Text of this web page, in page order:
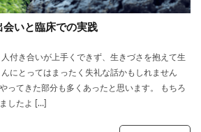
いと臨床での実践
付き合いが上手くできず、生きづさを抱えて生
にとってはまったく失礼な話かもしれません
ってきた部分も多くあったと思います。 もちろ
したよ […]